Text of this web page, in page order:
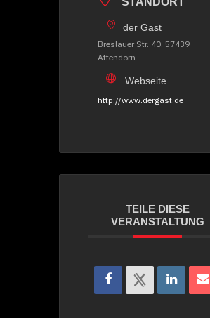
der Gast
Breslauer Str. 40, 57439
Attendorn
Webseite
http://www.dergast.de
TEILE DIESE
VERANSTALTUNG